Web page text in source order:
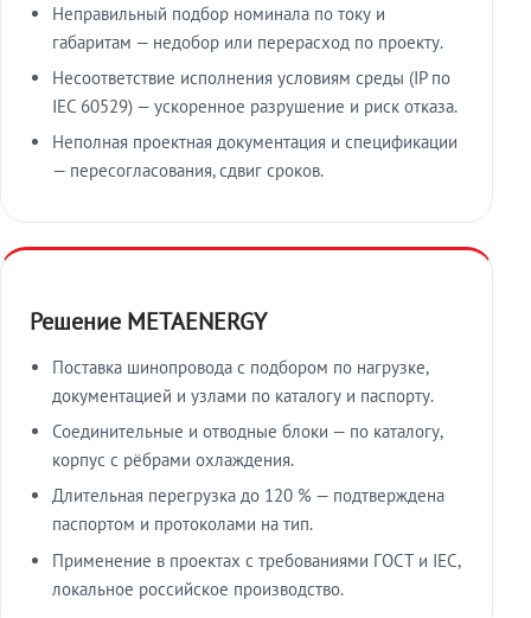
Неправильный подбор номинала по току и
габаритам — недобор или перерасход по проекту.
Несоответствие исполнения условиям среды (IP по
IEC 60529) — ускоренное разрушение и риск отказа.
Неполная проектная документация и спецификации
— пересогласования, сдвиг сроков.
Решение METAENERGY
Поставка шинопровода с подбором по нагрузке,
документацией и узлами по каталогу и паспорту.
Соединительные и отводные блоки — по каталогу,
корпус с рёбрами охлаждения.
Длительная перегрузка до 120 % — подтверждена
паспортом и протоколами на тип.
Применение в проектах с требованиями ГОСТ и IEC,
локальное российское производство.